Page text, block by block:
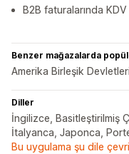
B2B faturalarında
Benzer mağazalarda
Amerika Birleşik
Diller
İngilizce, Basitleştirilmiş
İtalyanca, Japonca,
Bu uygulama şu dile